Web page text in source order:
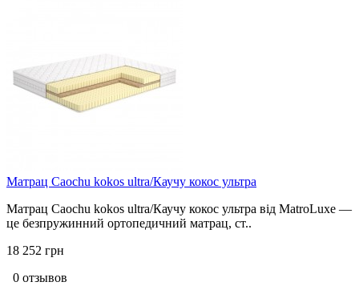
Матрац Caochu kokos ultra/Каучу кокос ультра
Матрац Caochu kokos ultra/Каучу кокос ультра від MatroLuxe —
це безпружинний ортопедичний матрац, ст..
18 252 грн
0 отзывов